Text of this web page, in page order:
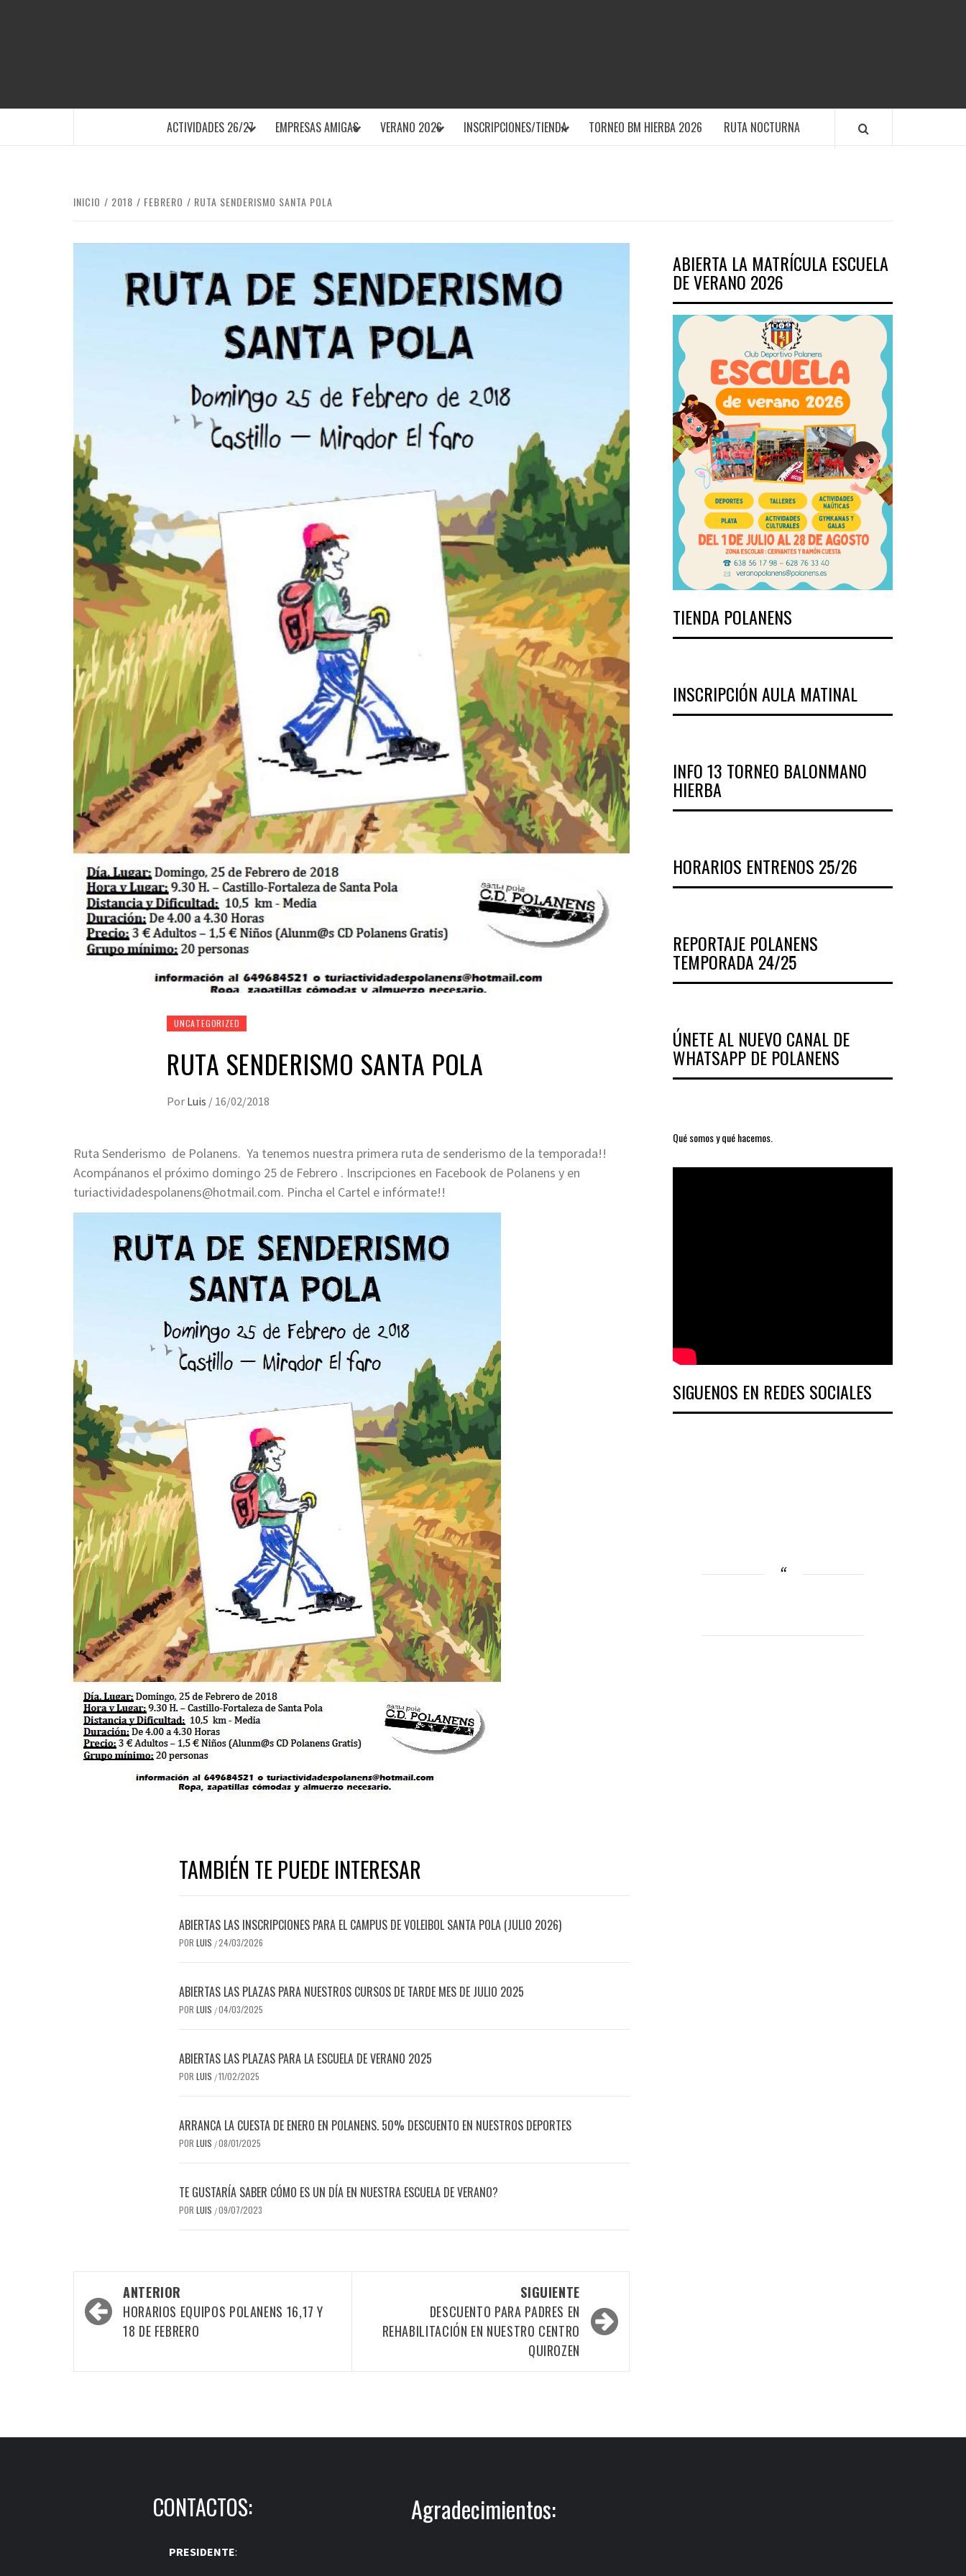
ACTIVIDADES 26/27 EMPRESAS AMIGAS VERANO 2026 INSCRIPCIONES/TIENDA TORNEO BM HIERBA 2026 RUTA NOCTURNA
INICIO 2018 FEBRERO RUTA SENDERISMO SANTA POLA
UNCATEGORIZED
RUTA SENDERISMO SANTA POLA
Por Luis / 16/02/2018
Ruta Senderismo de Polanens. Ya tenemos nuestra primera ruta de senderismo de la temporada!!
Acompánanos el próximo domingo 25 de Febrero . Inscripciones en Facebook de Polanens y en
turiactividadespolanens@hotmail.com. Pincha el Cartel e infórmate!!
TAMBIÉN TE PUEDE INTERESAR
ABIERTAS LAS INSCRIPCIONES PARA EL CAMPUS DE VOLEIBOL SANTA POLA (JULIO 2026)
POR LUIS /24/03/2026
ABIERTAS LAS PLAZAS PARA NUESTROS CURSOS DE TARDE MES DE JULIO 2025
POR LUIS /04/03/2025
ABIERTAS LAS PLAZAS PARA LA ESCUELA DE VERANO 2025
POR LUIS /11/02/2025
ARRANCA LA CUESTA DE ENERO EN POLANENS. 50% DESCUENTO EN NUESTROS DEPORTES
POR LUIS /08/01/2025
TE GUSTARÍA SABER CÓMO ES UN DÍA EN NUESTRA ESCUELA DE VERANO?
POR LUIS /09/07/2023
Navegación
por
ANTERIOR
HORARIOS EQUIPOS POLANENS 16,17 Y
18 DE FEBRERO
SIGUIENTE
DESCUENTO PARA PADRES EN
REHABILITACIÓN EN NUESTRO CENTRO
QUIROZEN
ABIERTA LA MATRÍCULA ESCUELA
DE VERANO 2026
TIENDA POLANENS
INSCRIPCIÓN AULA MATINAL
INFO 13 TORNEO BALONMANO
HIERBA
HORARIOS ENTRENOS 25/26
REPORTAJE POLANENS
TEMPORADA 24/25
ÚNETE AL NUEVO CANAL DE
WHATSAPP DE POLANENS
Qué somos y qué hacemos.
SIGUENOS EN REDES SOCIALES
CONTACTOS:
PRESIDENTE:
Agradecimientos: